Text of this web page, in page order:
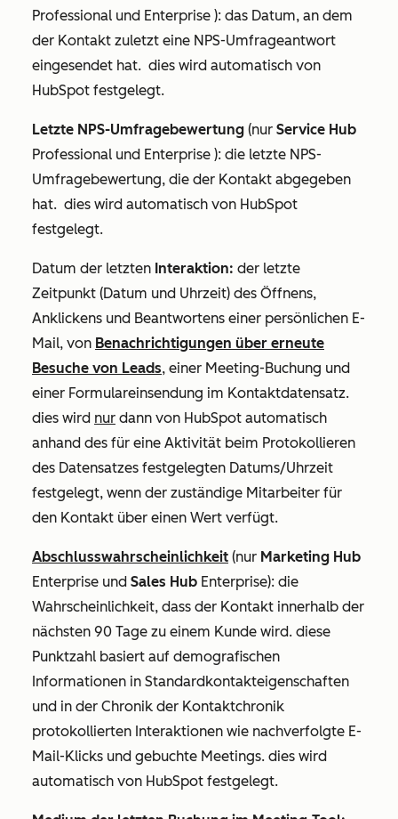
Professional und Enterprise ): das Datum, an dem
der Kontakt zuletzt eine NPS-Umfrageantwort
eingesendet hat. dies wird automatisch von
HubSpot festgelegt.
Letzte NPS-Umfragebewertung (nur Service Hub
Professional und Enterprise ): die letzte NPS-
Umfragebewertung, die der Kontakt abgegeben
hat. dies wird automatisch von HubSpot
festgelegt.
Datum der letzten Interaktion: der letzte
Zeitpunkt (Datum und Uhrzeit) des Öffnens,
Anklickens und Beantwortens einer persönlichen E-
Mail, von Benachrichtigungen über erneute
Besuche von Leads, einer Meeting-Buchung und
einer Formulareinsendung im Kontaktdatensatz.
dies wird nur dann von HubSpot automatisch
anhand des für eine Aktivität beim Protokollieren
des Datensatzes festgelegten Datums/Uhrzeit
festgelegt, wenn der zuständige Mitarbeiter für
den Kontakt über einen Wert verfügt.
Abschlusswahrscheinlichkeit (nur Marketing Hub
Enterprise und Sales Hub Enterprise): die
Wahrscheinlichkeit, dass der Kontakt innerhalb der
nächsten 90 Tage zu einem Kunde wird. diese
Punktzahl basiert auf demografischen
Informationen in Standardkontakteigenschaften
und in der Chronik der Kontaktchronik
protokollierten Interaktionen wie nachverfolgte E-
Mail-Klicks und gebuchte Meetings. dies wird
automatisch von HubSpot festgelegt.